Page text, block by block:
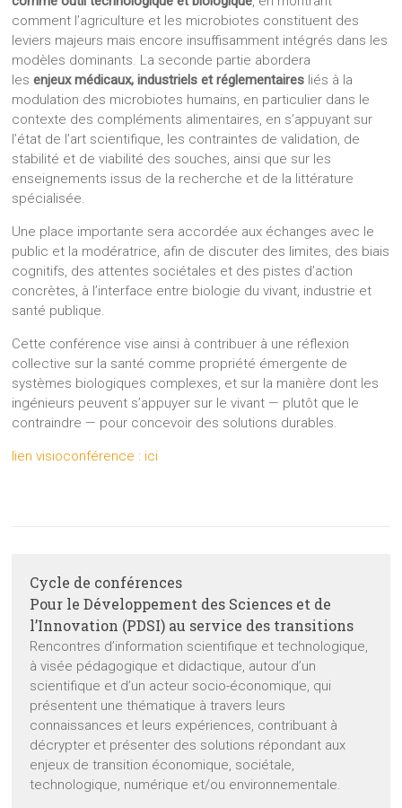
comment l’agriculture et les microbiotes constituent des
leviers majeurs mais encore insuffisamment intégrés dans les
modèles dominants. La seconde partie abordera
lesenjeux médicaux, industriels et réglementaires liés à la
modulation des microbiotes humains, en particulier dans le
contexte des compléments alimentaires, en s’appuyant sur
l’état de l’art scientifique, les contraintes de validation, de
stabilité et de viabilité des souches, ainsi que sur les
enseignements issus de la recherche et de la littérature
spécialisée.
Une place importante sera accordée aux échanges avec le
public et la modératrice, afin de discuter des limites, des biais
cognitifs, des attentes sociétales et des pistes d’action
concrètes, à l’interface entre biologie du vivant, industrie et
santé publique.
Cette conférence vise ainsi à contribuer à une réflexion
collective sur la santé comme propriété émergente de
systèmes biologiques complexes, et sur la manière dont les
ingénieurs peuvent s’appuyer sur le vivant — plutôt que le
contraindre — pour concevoir des solutions durables.
lien visioconférence : ici
Cycle de conférences
Pour le Développement des Sciences et de
l’Innovation (PDSI) au service des transitions
Rencontres d’information scientifique et technologique,
à visée pédagogique et didactique, autour d’un
scientifique et d’un acteur socio-économique, qui
présentent une thématique à travers leurs
connaissances et leurs expériences, contribuant à
décrypter et présenter des solutions répondant aux
enjeux de transition économique, sociétale,
technologique, numérique et/ou environnementale.